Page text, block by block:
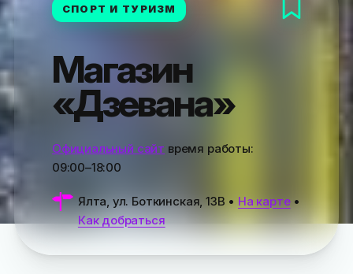
СПОРТ И ТУРИЗМ
Магазин
«Дзевана»
Официальный сайт время работы:
09:00–18:00
Ялта, ул. Боткинская, 13В • На карте•
Как добраться